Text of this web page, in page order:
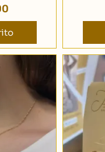
Rango
precios:
desde
$ 10.100,00
hasta
$ 21.895,00